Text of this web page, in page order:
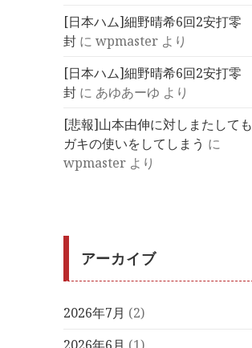
[日本ハム]細野晴希6回2安打零
封 にwpmaster より
[日本ハム]細野晴希6回2安打零
封 に あゆあーゆ より
[悲報]山本由伸に対しまたしても
ガキの使いをしてしまう に
wpmaster より
アーカイブ
2026年7月 (2)